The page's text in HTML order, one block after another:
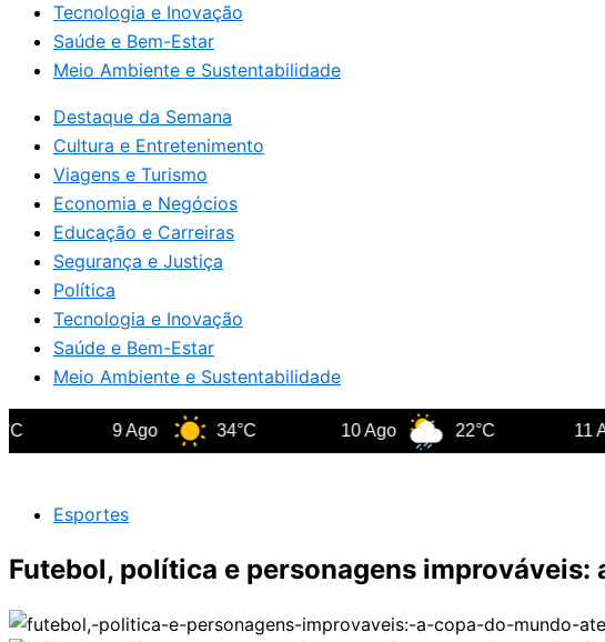
Tecnologia e Inovação
Saúde e Bem-Estar
Meio Ambiente e Sustentabilidade
Destaque da Semana
Cultura e Entretenimento
Viagens e Turismo
Economia e Negócios
Educação e Carreiras
Segurança e Justiça
Política
Tecnologia e Inovação
Saúde e Bem-Estar
Meio Ambiente e Sustentabilidade
9 Ago 34°C 10 Ago 22°C 11 Ago
Esportes
Futebol, política e personagens improváveis: